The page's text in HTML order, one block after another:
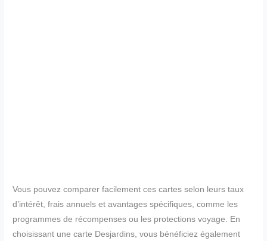
Vous pouvez comparer facilement ces cartes selon leurs taux
d’intérêt, frais annuels et avantages spécifiques, comme les
programmes de récompenses ou les protections voyage. En
choisissant une carte Desjardins, vous bénéficiez également